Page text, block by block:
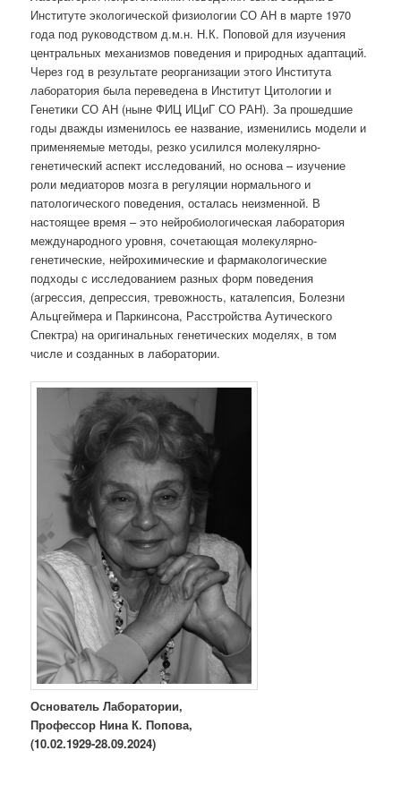
Институте экологической физиологии СО АН в марте 1970
года под руководством д.м.н. Н.К. Поповой для изучения
центральных механизмов поведения и природных адаптаций.
Через год в результате реорганизации этого Института
лаборатория была переведена в Институт Цитологии и
Генетики СО АН (ныне ФИЦ ИЦиГ СО РАН). За прошедшие
годы дважды изменилось ее название, изменились модели и
применяемые методы, резко усилился молекулярно-
генетический аспект исследований, но основа – изучение
роли медиаторов мозга в регуляции нормального и
патологического поведения, осталась неизменной. В
настоящее время – это нейробиологическая лаборатория
международного уровня, сочетающая молекулярно-
генетические, нейрохимические и фармакологические
подходы с исследованием разных форм поведения
(агрессия, депрессия, тревожность, каталепсия, Болезни
Альцгеймера и Паркинсона, Расстройства Аутического
Спектра) на оригинальных генетических моделях, в том
числе и созданных в лаборатории.
Основатель Лаборатории,
Профессор Нина К. Попова,
(10.02.1929-28.09.2024)